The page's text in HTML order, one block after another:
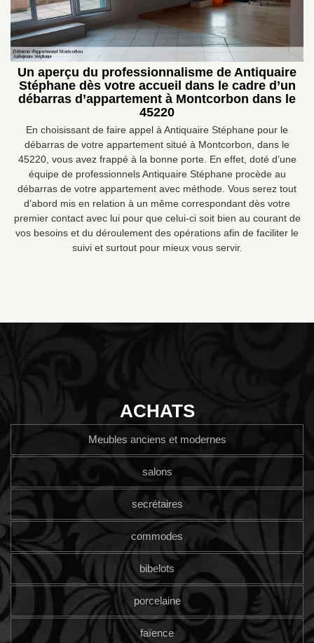
Un aperçu du professionnalisme de Antiquaire
Stéphane dès votre accueil dans le cadre d’un
débarras d’appartement à Montcorbon dans le
45220
En choisissant de faire appel à Antiquaire Stéphane pour le
débarras de votre appartement situé à Montcorbon, dans le
45220, vous avez frappé à la bonne porte. En effet, doté d’une
équipe de professionnels Antiquaire Stéphane procède au
débarras de votre appartement avec méthode. Vous serez tout
d’abord mis en relation à un même correspondant dès votre
premier contact avec lui pour que celui-ci soit bien au courant de
vos besoins et du déroulement des opérations afin de faciliter le
suivi et surtout pour mieux vous servir.
ACHATS
Meubles anciens et modernes
salons
secrétaires
commodes
bibelots
porcelaine
faïence